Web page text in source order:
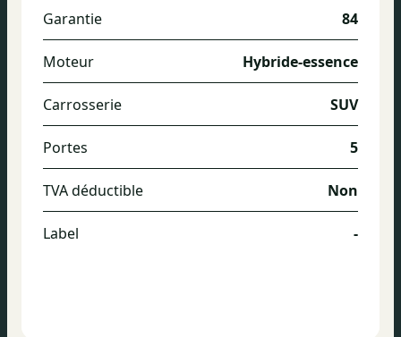
Garantie 84
Moteur Hybride-essence
Carrosserie SUV
Portes 5
TVA déductible Non
Label -